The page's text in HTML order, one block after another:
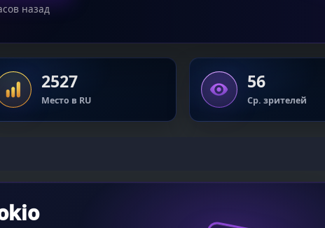
назад
2527
Место в RU
56
Ср. зрителей